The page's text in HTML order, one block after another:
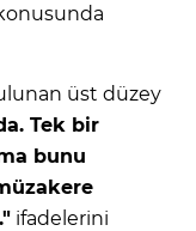
konusunda
üst düzey
Tek bir
bunu
ifadelerini